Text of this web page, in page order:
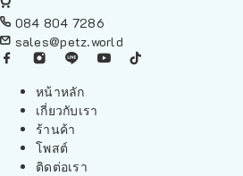
084 804 7286
sales@petz.world
หน้าหลัก
เกี่ยวกับเรา
ร้านค้า
โพสต์
ติดต่อเรา